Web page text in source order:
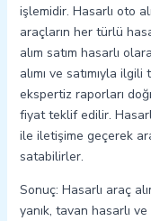
işlemidir. Hasarlı oto
araçların her türlü
alım satım hasarlı
alımı ve satımıyla
ekspertiz raporları
fiyat teklif edilir.
ile iletişime geçerek
satabilirler.
Sonuç: Hasarlı araç
yanık, tavan hasarlı